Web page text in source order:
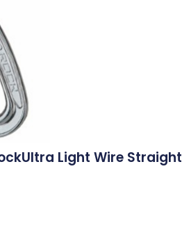
Light Wire Straight